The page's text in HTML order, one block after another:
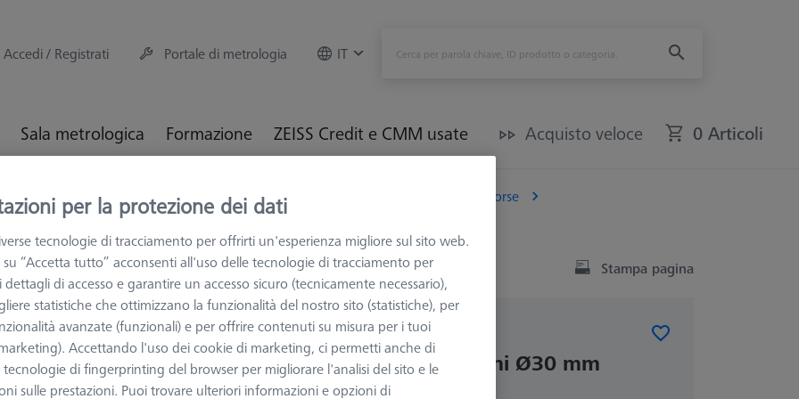
Accedi / Registrati Portale di metrologia IT
Sala metrologica Formazione ZEISS Credit e CMM usate Acquisto veloce 0 Articoli
e Ottiche Fissaggio dei particolari Sistemi di fissaggio
Mandrini e Morse
Ø30 mm
Stampa pagina
MANDRINI E MORSE STANDARD
Mandrino 3 griffe mini Ø30 mm
626109-9220-082
per la protezione dei dati
tecnologie di tracciamento per offrirti un'esperienza migliore sul sito web.
su “Accetta tutto” acconsenti all'uso delle tecnologie di tracciamento per
dettagli di accesso e garantire un accesso sicuro (tecnicamente necessario),
statistiche che ottimizzano la funzionalità del nostro sito (statistiche), per
avanzate (funzionali) e per offrire contenuti su misura per i tuoi
Accettando l'uso dei cookie di marketing, ci permetti anche di
tecnologie di fingerprinting del browser per migliorare l'analisi del sito e le
sulle prestazioni. Puoi trovare ulteriori informazioni e opzioni di